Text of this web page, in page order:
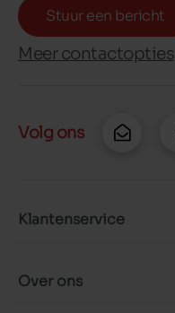
Stuur een bericht
Meer contactopties
Volg ons
Klantenservice
Over ons